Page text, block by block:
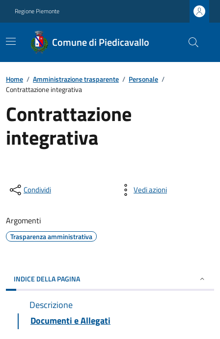
Regione Piemonte
Comune di Piedicavallo
Home / Amministrazione trasparente / Personale /
Contrattazione integrativa
Contrattazione
integrativa
Condividi Vedi azioni
Argomenti
Trasparenza amministrativa
INDICE DELLA PAGINA
Descrizione
Documenti e Allegati